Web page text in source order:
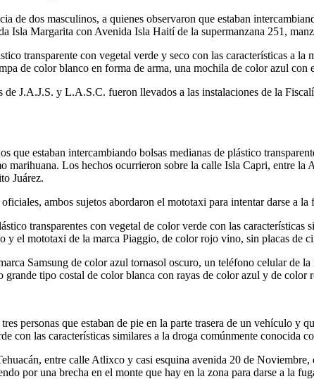
de dos masculinos, a quienes observaron que estaban
Isla Margarita con Avenida Isla Haití de la supermanzana 251,
transparente con vegetal verde y seco con las características a
de color blanco en forma de arma, una mochila de color azul con
de J.A.J.S. y L.A.S.C. fueron llevados a las instalaciones de la
que estaban intercambiando bolsas medianas de plástico
marihuana. Los hechos ocurrieron sobre la calle Isla Capri, entre
Juárez.
ambos sujetos abordaron el mototaxi para intentar darse a
transparentes con vegetal de color verde con las
y el mototaxi de la marca Piaggio, de color rojo vino, sin placas de
Samsung de color azul tornasol oscuro, un teléfono celular de
grande tipo costal de color blanca con rayas de color azul y de color
personas que estaban de pie en la parte trasera de un vehículo
con las características similares a la droga comúnmente conocida
entre calle Atlixco y casi esquina avenida 20 de
por una brecha en el monte que hay en la zona para darse a la